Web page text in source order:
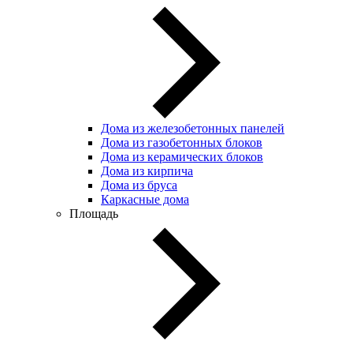
Дома из железобетонных панелей
Дома из газобетонных блоков
Дома из керамических блоков
Дома из кирпича
Дома из бруса
Каркасные дома
Площадь